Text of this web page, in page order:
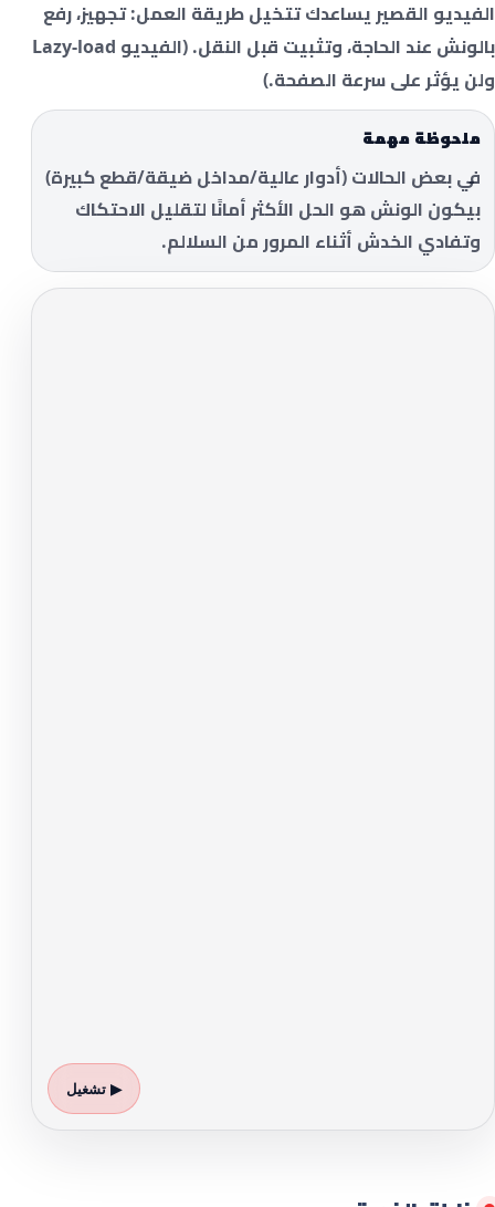
الفيديو القصير يساعدك تتخيل طريقة العمل: تجهيز، رفع
بالونش عند الحاجة، وتثبيت قبل النقل. (الفيديو Lazy-load
ولن يؤثر على سرعة الصفحة.)
ملحوظة مهمة
في بعض الحالات (أدوار عالية/مداخل ضيقة/قطع كبيرة)
بيكون الونش هو الحل الأكثر أمانًا لتقليل الاحتكاك
وتفادي الخدش أثناء المرور من السلالم.
▶ تشغيل